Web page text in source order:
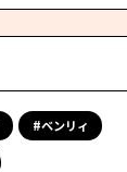
ベンリィ